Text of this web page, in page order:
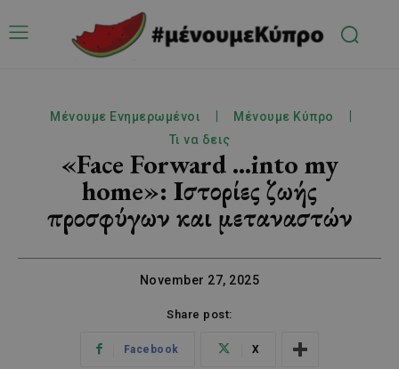
Μένουμε Ενημερωμένοι
Μένουμε Κύπρο
Τι να δεις
«Face Forward …into my
home»: Ιστορίες ζωής
προσφύγων και μεταναστών
November 27, 2025
Share post:
Facebook X